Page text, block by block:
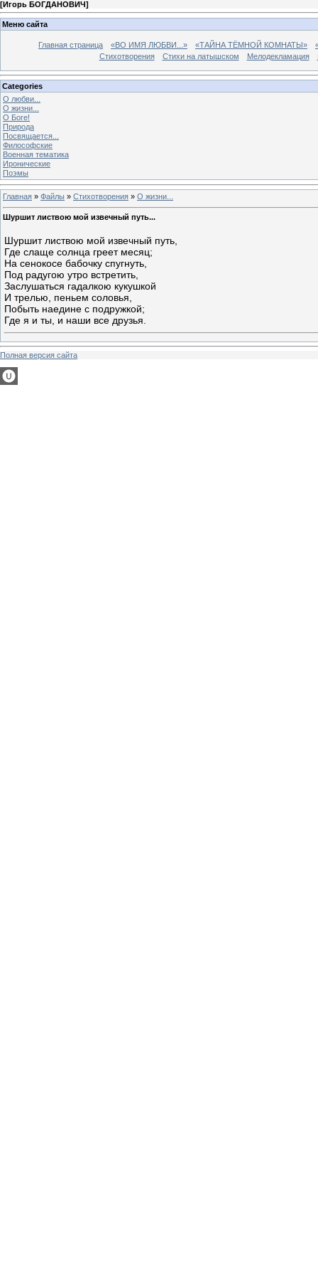
[Игорь БОГДАНОВИЧ]
Меню сайта
Главная страница «ВО ИМЯ ЛЮБВИ...» «ТАЙНА ТЁМНОЙ КОМНАТЫ»
Стихотворения
Стихи на латышском Мелодекламация
Categories
О любви...
О жизни...
О Боге!
Природа
Посвящается...
Философские
Военная тематика
Иронические
Поэмы
Главная » Файлы » Стихотворения » О жизни...
Шуршит листвою мой извечный путь...
Шуршит листвою мой извечный путь,
Где слаще солнца греет месяц;
На сенокосе бабочку спугнуть,
Под радугою утро встретить,
Заслушаться гадалкою кукушкой
И трелью, пеньем соловья,
Побыть наедине с подружкой;
Где я и ты, и наши все друзья.
Полная версия сайта